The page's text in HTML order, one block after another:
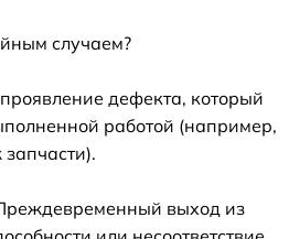
случаем?
дефекта, который
работой (например,
выход из